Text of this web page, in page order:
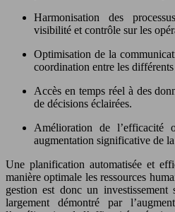
Harmonisation des
visibilité et contrôle sur les
Optimisation de la
coordination entre les différents
Accès en temps réel à des
de décisions éclairées.
Amélioration de l’efficacité
augmentation significative de
Une planification automatisée et
manière optimale les ressources
gestion est donc un
largement démontré par